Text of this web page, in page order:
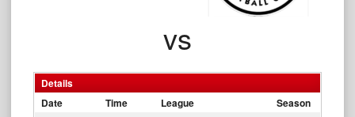
vs
Details
Date
Time League Season